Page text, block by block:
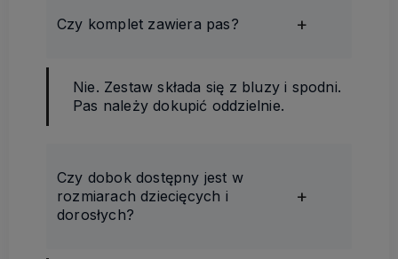
Czy komplet zawiera pas?
Nie. Zestaw składa się z bluzy i spodni.
Pas należy dokupić oddzielnie.
Czy dobok dostępny jest w
rozmiarach dziecięcych i
dorosłych?